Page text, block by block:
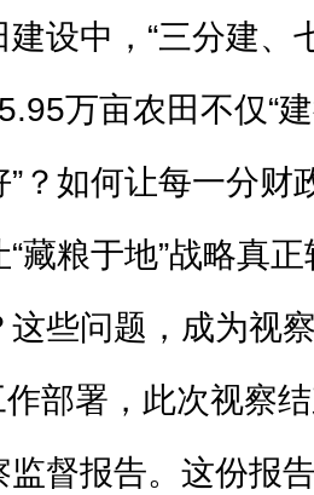
设中，“三分建、
万亩农田不仅“
”？如何让每一分财
“藏粮于地”战略真
这些问题，成为视
部署，此次视察
监督报告。这份报